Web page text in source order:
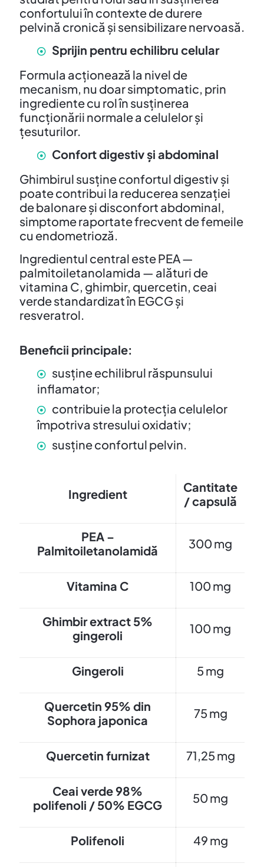
confortului în contexte de durere
pelvină cronică și sensibilizare nervoasă.
Sprijin pentru echilibru celular
Formula acționează la nivel de
mecanism, nu doar simptomatic, prin
ingrediente cu rol în susținerea
funcționării normale a celulelor și
țesuturilor.
Confort digestiv și abdominal
Ghimbirul susține confortul digestiv și
poate contribui la reducerea senzației
de balonare și disconfort abdominal,
simptome raportate frecvent de femeile
cu endometrioză.
Ingredientul central este PEA —
palmitoiletanolamida — alături de
vitamina C, ghimbir, quercetin, ceai
verde standardizat în EGCG și
resveratrol.
Beneficii principale:
susține echilibrul răspunsului
inflamator;
contribuie la protecția celulelor
împotriva stresului oxidativ;
susține confortul pelvin.
Ingredient
Cantitate
/ capsulă
PEA –
Palmitoiletanolamidă
300 mg
Vitamina C 100 mg
Ghimbir extract 5%
gingeroli
100 mg
Gingeroli 5 mg
Quercetin 95% din
Sophora japonica
75 mg
Quercetin furnizat 71,25 mg
Ceai verde 98%
polifenoli / 50% EGCG
50 mg
Polifenoli 49 mg